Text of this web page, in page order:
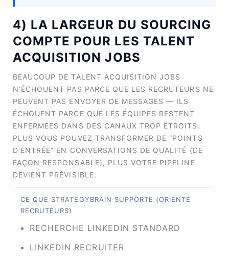
4) LA LARGEUR DU SOURCING
COMPTE POUR LES TALENT
ACQUISITION JOBS
BEAUCOUP DE TALENT ACQUISITION JOBS
N’ÉCHOUENT PAS PARCE QUE LES RECRUTEURS NE
PEUVENT PAS ENVOYER DE MESSAGES — ILS
ÉCHOUENT PARCE QUE LES ÉQUIPES RESTENT
ENFERMÉES DANS DES CANAUX TROP ÉTROITS.
PLUS VOUS POUVEZ TRANSFORMER DE “POINTS
D’ENTRÉE” EN CONVERSATIONS DE QUALITÉ (DE
FAÇON RESPONSABLE), PLUS VOTRE PIPELINE
DEVIENT PRÉVISIBLE.
CE QUE STRATEGYBRAIN SUPPORTE (ORIENTÉ
RECRUTEURS)
RECHERCHE LINKEDIN STANDARD
LINKEDIN RECRUITER